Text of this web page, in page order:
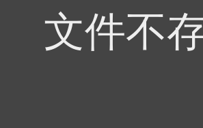
文件不